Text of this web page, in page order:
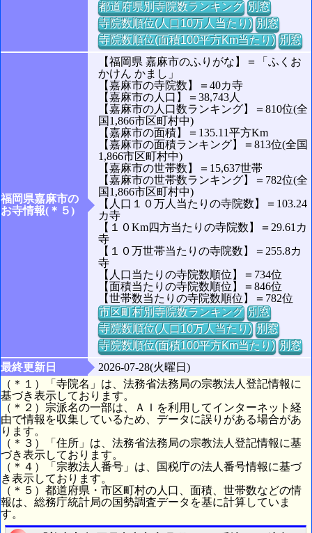
都道府県別寺院数ランキング 別窓
寺院数順位(人口10万人当たり) 別窓
寺院数順位(面積100平方Km当たり) 別窓
福岡県嘉麻市の
お寺情報(＊５)
【福岡県 嘉麻市のふりがな】＝「ふくお
かけん かまし」
【嘉麻市の寺院数】＝40カ寺
【嘉麻市の人口】＝38,743人
【嘉麻市の人口数ランキング】＝810位(全
国1,866市区町村中)
【嘉麻市の面積】＝135.11平方Km
【嘉麻市の面積ランキング】＝813位(全国
1,866市区町村中)
【嘉麻市の世帯数】＝15,637世帯
【嘉麻市の世帯数ランキング】＝782位(全
国1,866市区町村中)
【人口１０万人当たりの寺院数】＝103.24
カ寺
【１０Km四方当たりの寺院数】＝29.61カ
寺
【１０万世帯当たりの寺院数】＝255.8カ
寺
【人口当たりの寺院数順位】＝734位
【面積当たりの寺院数順位】＝846位
【世帯数当たりの寺院数順位】＝782位
市区町村別寺院数ランキング 別窓
寺院数順位(人口10万人当たり) 別窓
寺院数順位(面積100平方Km当たり) 別窓
最終更新日
2026-07-28(火曜日)
（＊１）「寺院名」は、法務省法務局の宗教法人登記情報に
基づき表示しております。
（＊２）宗派名の一部は、ＡＩを利用してインターネット経
由で情報を収集しているため、データに誤りがある場合があ
ります。
（＊３）「住所」は、法務省法務局の宗教法人登記情報に基
づき表示しております。
（＊４）「宗教法人番号」は、国税庁の法人番号情報に基づ
き表示しております。
（＊５）都道府県・市区町村の人口、面積、世帯数などの情
報は、総務庁統計局の国勢調査データを基に計算していま
す。